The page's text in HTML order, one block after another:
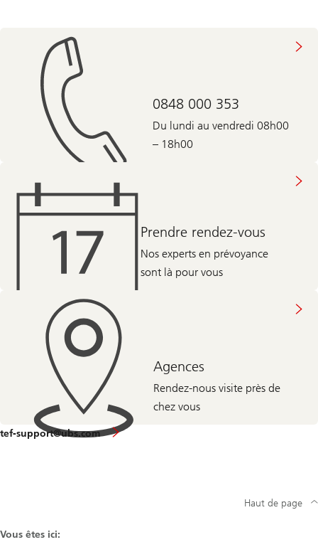
0848 000 353
Du lundi au vendredi 08h00
– 18h00
Prendre rendez-vous
Nos experts en prévoyance
sont là pour vous
Agences
Rendez-nous visite près de
chez vous
tef-support@ubs.com
Vous êtes ici:
Haut de page